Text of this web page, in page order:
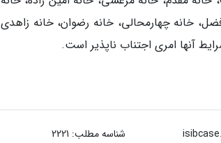
خانه چهارمحالی، خانه رضوان، خانه زاهدی
آنها امری اجتناب ناپذیر است.
شناسه مطلب: 2221